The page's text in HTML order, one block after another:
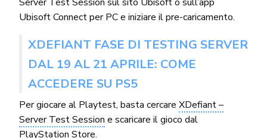
Ubisoft Connect per PC e iniziare il pre-caricamento.
XDEFIANT FASE DI TESTING SERVER
DAL 19 AL 21 APRILE: COME
ACCEDERE SU PS5
Per giocare al Playtest, basta cercareXDefiant –
Server Test Session e scaricare il gioco dal
PlayStation Store.